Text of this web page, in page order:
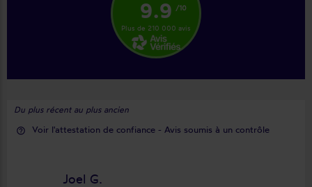
9.9 /10
Plus de 210 000 avis
Du plus récent au plus ancien
help_outline Voir l'attestation de confiance - Avis soumis à un contrôle
Joel G.